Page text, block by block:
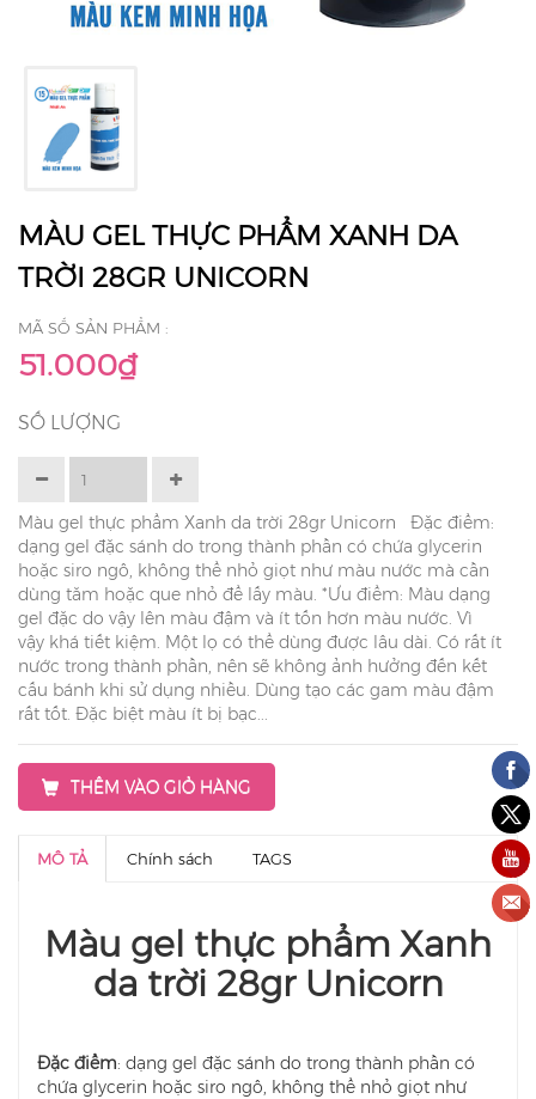
MÀU GEL THỰC PHẨM XANH DA
TRỜI 28GR UNICORN
MÃ SỐ SẢN PHẨM :
51.000₫
SỐ LƯỢNG
Màu gel thực phẩm Xanh da trời 28gr Unicorn Đặc điểm:
dạng gel đặc sánh do trong thành phần có chứa glycerin
hoặc siro ngô, không thể nhỏ giọt như màu nước mà cần
dùng tăm hoặc que nhỏ để lấy màu. *Ưu điểm: Màu dạng
gel đặc do vậy lên màu đậm và ít tốn hơn màu nước. Vì
vậy khá tiết kiệm. Một lọ có thể dùng được lâu dài. Có rất ít
nước trong thành phần, nên sẽ không ảnh hưởng đến kết
cấu bánh khi sử dụng nhiều. Dùng tạo các gam màu đậm
rất tốt. Đặc biệt màu ít bị bạc...
THÊM VÀO GIỎ HÀNG
MÔ TẢ Chính sách TAGS
Màu gel thực phẩm Xanh
da trời 28gr Unicorn
Đặc điểm: dạng gel đặc sánh do trong thành phần có
chứa glycerin hoặc siro ngô, không thể nhỏ giọt như